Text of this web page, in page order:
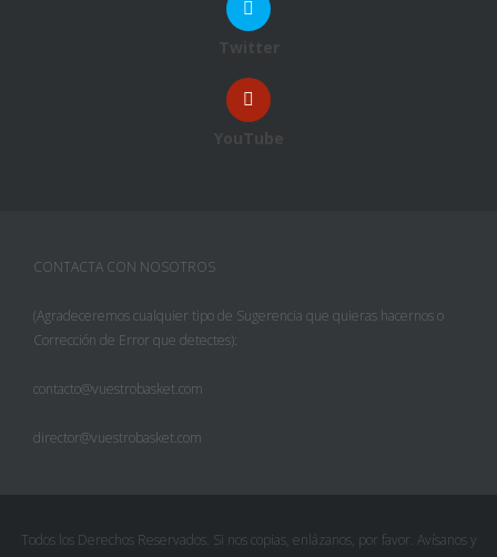
Twitter
YouTube
CONTACTA CON NOSOTROS
(Agradeceremos cualquier tipo de Sugerencia que quieras hacernos o
Corrección de Error que detectes):
contacto@vuestrobasket.com
director@vuestrobasket.com
Todos los Derechos Reservados. Si nos copias, enlázanos, por favor. Avísanos y